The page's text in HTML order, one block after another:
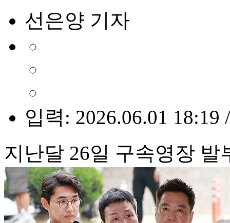
선은양 기자
입력: 2026.06.01 18:19
지난달 26일 구속영장 발